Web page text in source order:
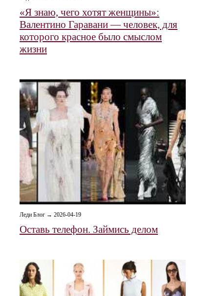
«Я знаю, чего хотят женщины»:
Валентино Гаравани — человек, для
которого красное было смыслом
жизни
Леди Блог → 2026-04-19
Оставь телефон. Займись делом